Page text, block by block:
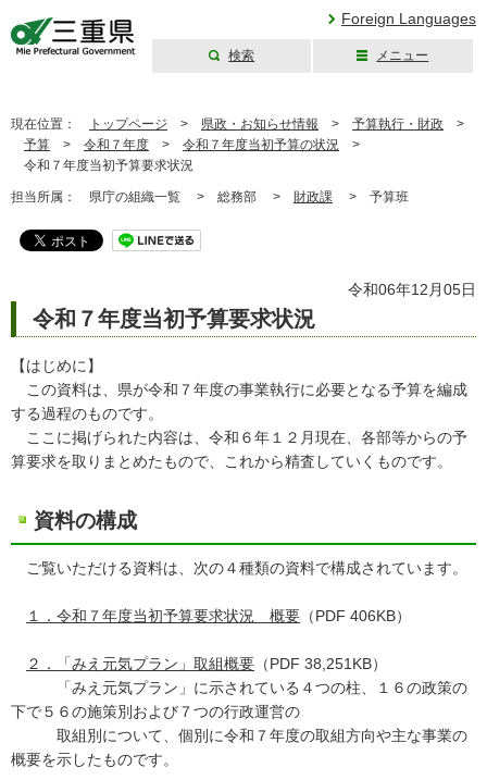
Foreign Languages
検索 メニュー
現在位置： トップページ > 県政・お知らせ情報 > 予算執行・財政 >
予算 > 令和７年度 > 令和７年度当初予算の状況 >
令和７年度当初予算要求状況
担当所属： 県庁の組織一覧 > 総務部 > 財政課 > 予算班
令和06年12月05日
令和７年度当初予算要求状況
【はじめに】
この資料は、県が令和７年度の事業執行に必要となる予算を編成
する過程のものです。
ここに掲げられた内容は、令和６年１２月現在、各部等からの予
算要求を取りまとめたもので、これから精査していくものです。
資料の構成
ご覧いただける資料は、次の４種類の資料で構成されています。
１．令和７年度当初予算要求状況 概要 （PDF 406KB）
２．「みえ元気プラン」取組概要 （PDF 38,251KB）
「みえ元気プラン」に示されている４つの柱、１６の政策の
下で５６の施策別および７つの行政運営の
取組別について、個別に令和７年度の取組方向や主な事業の
概要を示したものです。